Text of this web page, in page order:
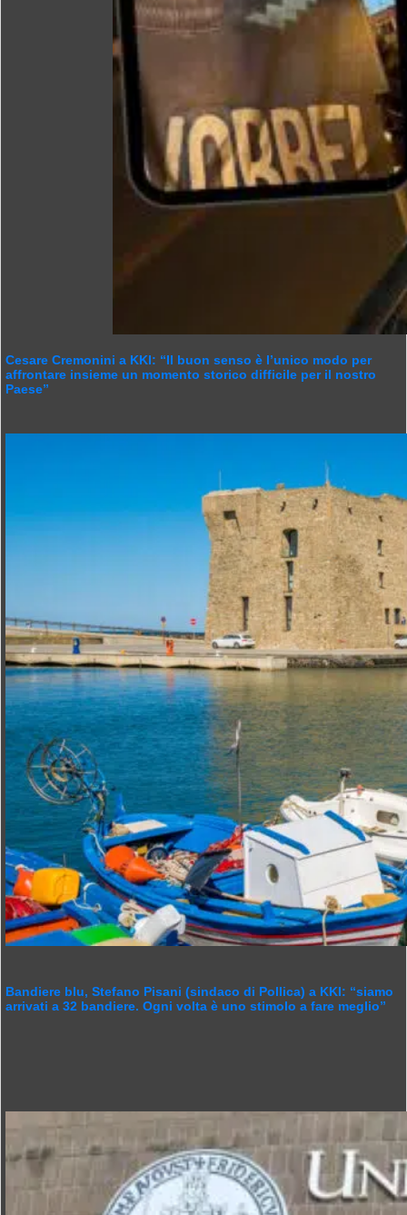
Cesare Cremonini a KKI: “Il buon senso è l’unico modo per
affrontare insieme un momento storico difficile per il nostro
Paese”
Bandiere blu, Stefano Pisani (sindaco di Pollica) a KKI: “siamo
arrivati a 32 bandiere. Ogni volta è uno stimolo a fare meglio”